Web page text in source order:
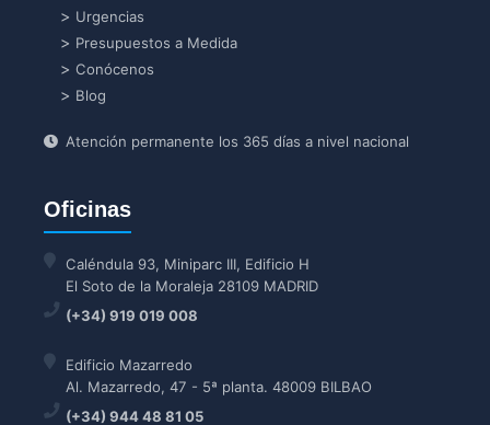
Urgencias
Presupuestos a Medida
Conócenos
Blog
Atención permanente los 365 días a nivel nacional
Oficinas
Caléndula 93, Miniparc III, Edificio H
El Soto de la Moraleja 28109 MADRID
(+34) 919 019 008
Edificio Mazarredo
Al. Mazarredo, 47 - 5ª planta. 48009 BILBAO
(+34) 944 48 81 05